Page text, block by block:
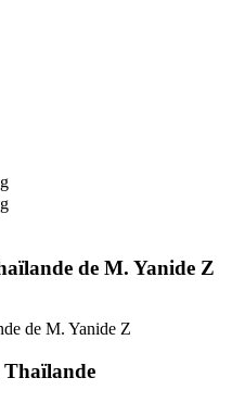
de M. Yanide Z
Thaïlande